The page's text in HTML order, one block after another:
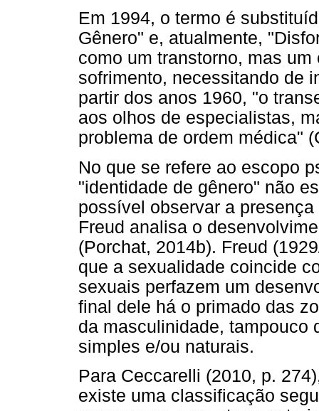
Em 1994, o termo é
Gênero" e, atualmente,
como um transtorno, mas
sofrimento, necessitando de
partir dos anos 1960, "o
aos olhos de especialistas,
problema de ordem médica"
No que se refere ao escopo
"identidade de gênero" não
possível observar a
Freud analisa o
(Porchat, 2014b). Freud
que a sexualidade coincide
sexuais perfazem um
final dele há o primado das
da masculinidade, tampouco
simples e/ou naturais.
Para Ceccarelli (2010, p.
existe uma classificação